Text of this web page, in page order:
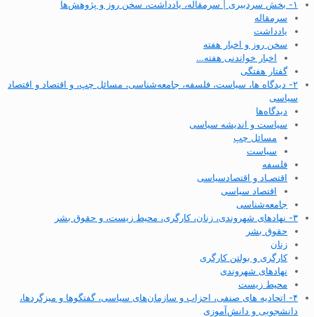
۱- بخش سردبیری | سرمقاله، یادداشت، سخن روز و پژوهش‌ها
سرمقاله
یادداشت
سخن روز و اخبار هفته
اخبار خواندنی هفته…
گفتار هفتگی
۲- دیدگاه ها، سیاست، فلسفه، جامعه‌شناسی، مسائل چپ، و اقتصاد و اقتصاد
سیاسی
دیدگاه‌ها
سیاست و اندیشه سیاسی
مسائل چپ
سیاست
فلسفه
اقتصـاد و اقتصاد‌سیاسی
اقتصاد سیاسی
جامعه‌شناسی
۳- نهادهای شهروندی، زنان، کارگری، محیط زیست، و حقوق بشر
حقوق بشر
زنان
کارگری و بولتن کارگری
نهادهای شهروندی
محیط زیست
۴- اتحادیه های صنفی، احزاب و سازمان‌های سیاسی، گفتگوها و میزگردها،
دانشجویی و دانش‌آموزی